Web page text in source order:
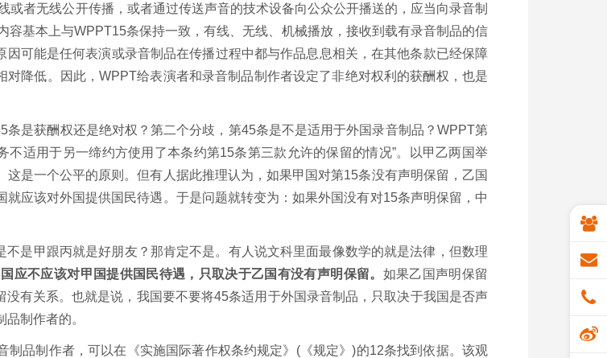
或者无线公开传播，或者通过传送声音的技术设备向公众公开播送的，应当向录音制
容基本上与WPPT15条保持一致，有线、无线、机械播放，接收到载有录音制品的信
可能是任何表演或录音制品在传播过程中都与作品息息相关，在其他条款已经保障
降低。因此，WPPT给表演者和录音制品制作者设定了非绝对权利的获酬权，也是
是获酬权还是绝对权？第二个分歧，第45条是不是适用于外国录音制品？WPPT第
适用于另一缔约方使用了本条约第15条第三款允许的保留的情况”。以甲乙两国举
是一个公平的原则。但有人据此推理认为，如果甲国对第15条没有声明保留，乙国
应该对外国提供国民待遇。于是问题就转变为：如果外国没有对15条声明保留，中
是甲跟丙就是好朋友？那肯定不是。有人说文科里面最像数学的就是法律，但数理
应不应该对甲国提供国民待遇，只取决于乙国有没有声明保留。 如果乙国声明保留
有关系。也就是说，我国要不要将45条适用于外国录音制品，只取决于我国是否声
制作者的。
制品制作者，可以在《实施国际著作权条约规定》(《规定》)的12条找到依据。该观